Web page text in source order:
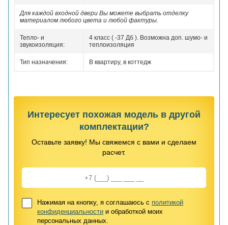
Для каждой входной двери Вы можете выбрать отделку
материалом любого цвета и любой фактуры.
Тепло- и
звукоизоляция:
4 класс ( -37 Дб ). Возможна доп. шумо- и
теплоизоляция
Тип назначения: В квартиру, в коттедж
Интересует похожая модель в другой
комплектации?
Оставьте заявку! Мы свяжемся с вами и сделаем
расчет.
Нажимая на кнопку, я соглашаюсь с политикой
конфиденциальности и обработкой моих
персональных данных.